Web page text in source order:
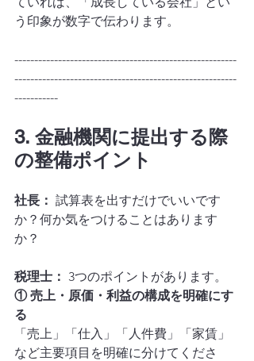
う印象が数字で伝わります。
--------------------------------------------------------
--------------------------------------------------------
-----------
3. 金融機関に提出する際
の整備ポイント
社長： 試算表を出すだけでいいです
か？何か気をつけることはあります
か？
税理士： 3つのポイントがあります。
① 売上・原価・利益の構成を明確にす
る
「売上」「仕入」「人件費」「家賃」
など主要項目を明確に分けてくださ